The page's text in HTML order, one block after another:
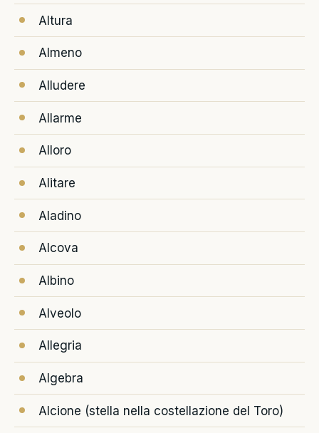
Altura
Almeno
Alludere
Allarme
Alloro
Alitare
Aladino
Alcova
Albino
Alveolo
Allegria
Algebra
Alcione (stella nella costellazione del Toro)